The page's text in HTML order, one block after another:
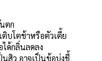
ตก
ติบโตช้าหรือตัวเตี้ย
ด้กลิ่นลดลง
นสิว อาจเป็นข้อบ่งชี้